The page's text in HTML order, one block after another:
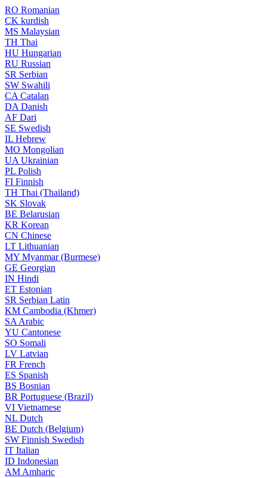
RO Romanian
CK kurdish
MS Malaysian
TH Thai
HU Hungarian
RU Russian
SR Serbian
SW Swahili
CA Catalan
DA Danish
AF Dari
SE Swedish
IL Hebrew
MO Mongolian
UA Ukrainian
PL Polish
FI Finnish
TH Thai (Thailand)
SK Slovak
BE Belarusian
KR Korean
CN Chinese
LT Lithuanian
MY Myanmar (Burmese)
GE Georgian
IN Hindi
ET Estonian
SR Serbian Latin
KM Cambodia (Khmer)
SA Arabic
YU Cantonese
SO Somali
LV Latvian
FR French
ES Spanish
BS Bosnian
BR Portuguese (Brazil)
VI Vietnamese
NL Dutch
BE Dutch (Belgium)
SW Finnish Swedish
IT Italian
ID Indonesian
AM Amharic